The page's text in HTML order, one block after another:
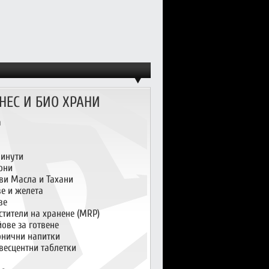
И БИО ХРАНИ
Масла и Тахани
и желета
на хранене (MRP)
за готвене
напитки
таблетки